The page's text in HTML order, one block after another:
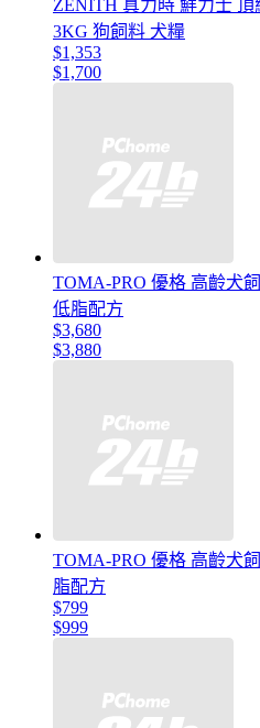
ZENITH 真力時 鮮力士
3KG 狗飼料 犬糧
$1,353
$1,700
TOMA-PRO 優格 高齡犬
低脂配方
$3,680
$3,880
TOMA-PRO 優格 高齡犬
脂配方
$799
$999